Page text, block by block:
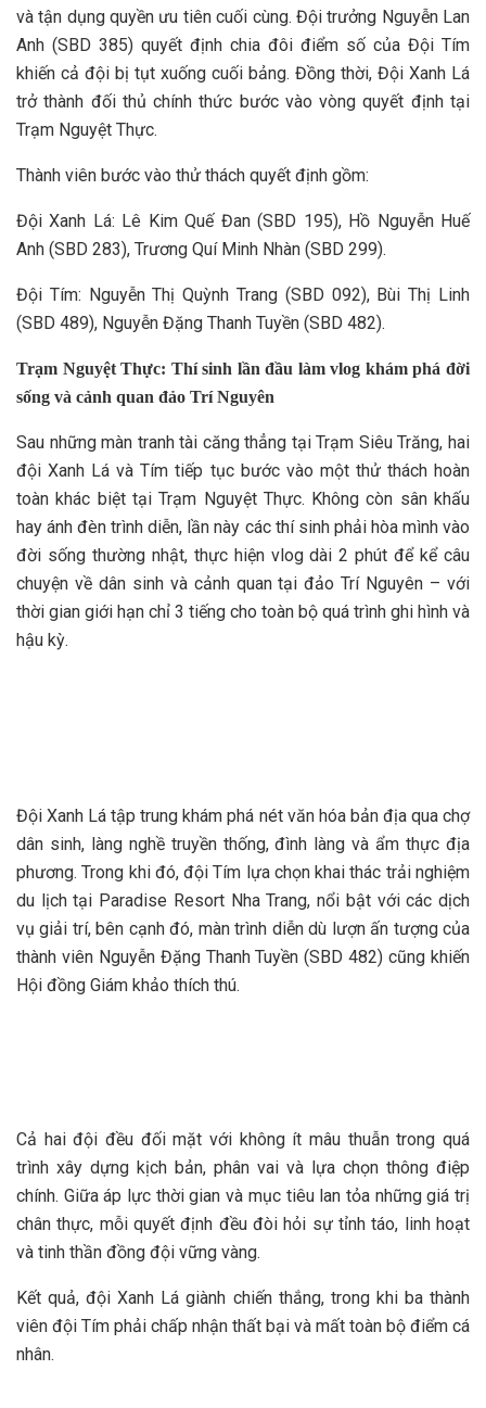
và tận dụng quyền ưu tiên cuối cùng. Đội trưởng Nguyễn Lan
Anh (SBD 385) quyết định chia đôi điểm số của Đội Tím
khiến cả đội bị tụt xuống cuối bảng. Đồng thời, Đội Xanh Lá
trở thành đối thủ chính thức bước vào vòng quyết định tại
Trạm Nguyệt Thực.
Thành viên bước vào thử thách quyết định gồm:
Đội Xanh Lá: Lê Kim Quế Đan (SBD 195), Hồ Nguyễn Huế
Anh (SBD 283), Trương Quí Minh Nhàn (SBD 299).
Đội Tím: Nguyễn Thị Quỳnh Trang (SBD 092), Bùi Thị Linh
(SBD 489), Nguyễn Đặng Thanh Tuyền (SBD 482).
Trạm Nguyệt Thực: Thí sinh lần đầu làm vlog khám phá đời
sống và cảnh quan đảo Trí Nguyên
Sau những màn tranh tài căng thẳng tại Trạm Siêu Trăng, hai
đội Xanh Lá và Tím tiếp tục bước vào một thử thách hoàn
toàn khác biệt tại Trạm Nguyệt Thực. Không còn sân khấu
hay ánh đèn trình diễn, lần này các thí sinh phải hòa mình vào
đời sống thường nhật, thực hiện vlog dài 2 phút để kể câu
chuyện về dân sinh và cảnh quan tại đảo Trí Nguyên – với
thời gian giới hạn chỉ 3 tiếng cho toàn bộ quá trình ghi hình và
hậu kỳ.
Đội Xanh Lá tập trung khám phá nét văn hóa bản địa qua chợ
dân sinh, làng nghề truyền thống, đình làng và ẩm thực địa
phương. Trong khi đó, đội Tím lựa chọn khai thác trải nghiệm
du lịch tại Paradise Resort Nha Trang, nổi bật với các dịch
vụ giải trí, bên cạnh đó, màn trình diễn dù lượn ấn tượng của
thành viên Nguyễn Đặng Thanh Tuyền (SBD 482) cũng khiến
Hội đồng Giám khảo thích thú.
Cả hai đội đều đối mặt với không ít mâu thuẫn trong quá
trình xây dựng kịch bản, phân vai và lựa chọn thông điệp
chính. Giữa áp lực thời gian và mục tiêu lan tỏa những giá trị
chân thực, mỗi quyết định đều đòi hỏi sự tỉnh táo, linh hoạt
và tinh thần đồng đội vững vàng.
Kết quả, đội Xanh Lá giành chiến thắng, trong khi ba thành
viên đội Tím phải chấp nhận thất bại và mất toàn bộ điểm cá
nhân.